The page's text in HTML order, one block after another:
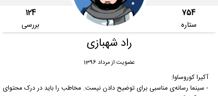
754
ستاره
124
بررسی
راد شهبازی
عضویت از مرداد 1396
آکیرا کوروساوا:
- سینما رسانه‌ی مناسبی برای توضیح دادن نیست. مخاطب را باید در درک محتوای